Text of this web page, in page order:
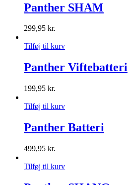
Panther SHAM
299,95 kr.
Tilføj til kurv
Panther Viftebatteri
199,95 kr.
Tilføj til kurv
Panther Batteri
499,95 kr.
Tilføj til kurv